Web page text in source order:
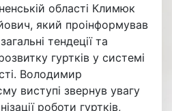
області Климюк
який проінформував
тендеції та
гуртків у системі
Володимир
виступі звернув увагу
роботи гуртків,